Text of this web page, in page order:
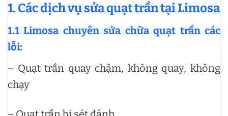
1. Các dịch vụ sửa quạt trần tại Limosa
1.1 Limosa chuyên sửa chữa quạt trần các
lỗi:
– Quạt trần quay chậm, không quay, không
chạy